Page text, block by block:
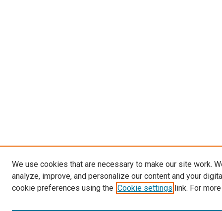
We use cookies that are necessary to make our site work.
analyze, improve, and personalize our content and your
cookie preferences using the Cookie settings link. For